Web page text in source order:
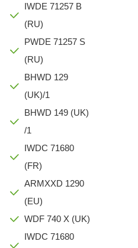
IWDE 71257 B
(RU)
PWDE 71257 S
(RU)
BHWD 129
(UK)/1
BHWD 149 (UK)
/1
IWDC 71680
(FR)
ARMXXD 1290
(EU)
WDF 740 X (UK)
IWDC 71680